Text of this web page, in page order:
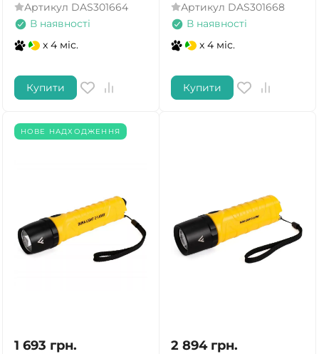
Артикул DAS301664
В наявності
x 4 міс.
Купити
Артикул DAS301668
В наявності
x 4 міс.
Купити
НОВЕ НАДХОДЖЕННЯ
1 693 грн. 2 894 грн.